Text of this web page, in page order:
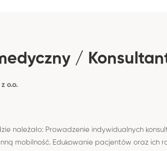
o.o.
należało: Prowadzenie indywidualnych
mobilność. Edukowanie pacjentów oraz